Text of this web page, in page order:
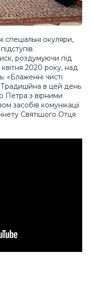
окуляри,
роздумуючи під
квітня 2020 року, над
«Блаженні чисті
в цей день
Петра з вірними
засобів комунікації
Святішого Отця